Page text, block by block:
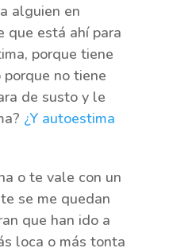
alguien en
que está ahí para
porque tiene
porque no tiene
de susto y le
¿Y autoestima
o te vale con un
se me quedan
que han ido a
loca o más tonta